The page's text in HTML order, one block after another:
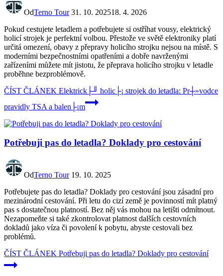
OdTerno Tour 31. 10. 202518. 4. 2026
Pokud cestujete letadlem a potřebujete si ostříhat vousy, elektrický
holicí strojek je perfektní volbou. Přestože ve světě elektroniky platí
určitá omezení, obavy z přepravy holicího strojku nejsou na místě. S
moderními bezpečnostními opatřeními a dobře navrženými
zařízeními můžete mít jistotu, že přeprava holicího strojku v letadle
proběhne bezproblémově.
ČÍST ČLÁNEK Elektrick├╜ holic├¡ strojek do letadla: Pr┼»vodce
pravidly TSA a balen├¡m
Potřebuji pas do letadla? Doklady pro cestování
OdTerno Tour 19. 10. 2025
Potřebujete pas do letadla? Doklady pro cestování jsou zásadní pro
mezinárodní cestování. Při letu do cizí země je povinností mít platný
pas s dostatečnou platností. Bez něj vás mohou na letišti odmítnout.
Nezapomeňte si také zkontrolovat platnost dalších cestovních
dokladů jako víza či povolení k pobytu, abyste cestovali bez
problémů.
ČÍST ČLÁNEK Potřebuji pas do letadla? Doklady pro cestování